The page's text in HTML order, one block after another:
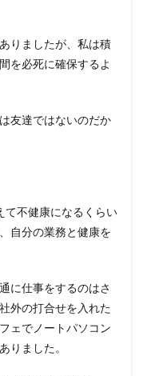
りましたが、私は積
を必死に確保するよ
友達ではないのだか
て不健康になるくらい
自分の業務と健康を
に仕事をするのはさ
外の打合せを入れた
ェでノートパソコン
りました。